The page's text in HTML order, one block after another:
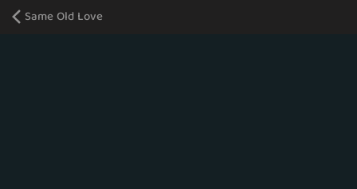
Same Old Love